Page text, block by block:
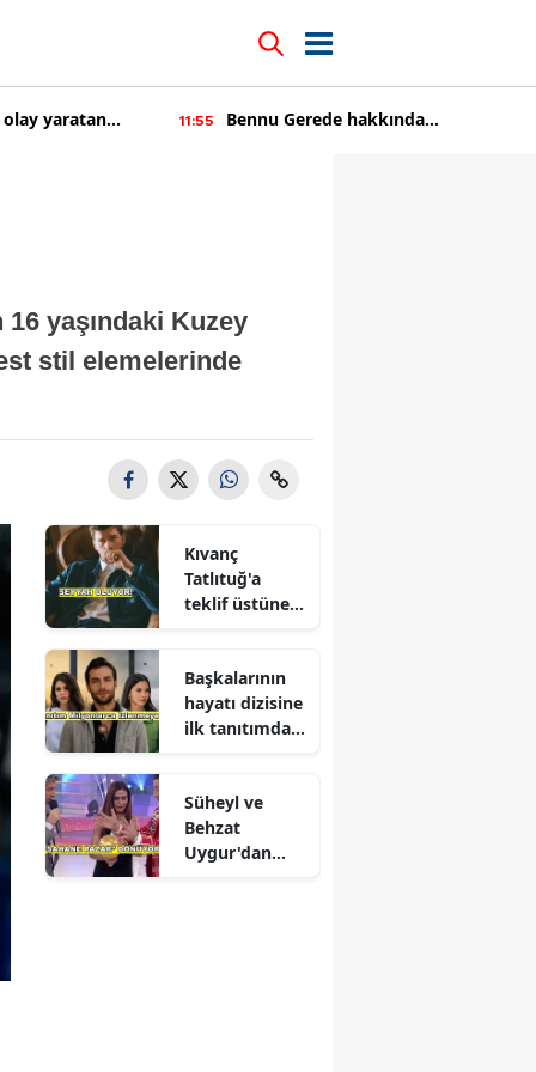
yaratan 11:55
Bennu Gerede hakkında
yaşındaki Kuzey
stil elemelerinde
Kıvanç
Tatlıtuğ'a
teklif üstüne
Başkalarının
hayatı dizisine
ilk tanıtımdan
Süheyl ve
Behzat
Uygur'dan